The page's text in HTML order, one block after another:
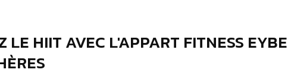
LE HIIT AVEC L'APPART FITNESS